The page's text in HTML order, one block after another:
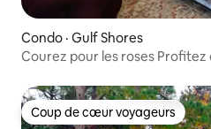
Condo · Gulf Shores
Courez pour les roses Profitez
Coup de cœur voyageurs
Coup de cœur voyageurs